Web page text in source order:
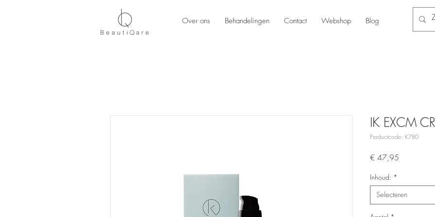
Over ons Behandelingen Contact Webshop Blog
IK EXCM
Productcode: K780
€ 47,95
Inhoud: *
Selecteren